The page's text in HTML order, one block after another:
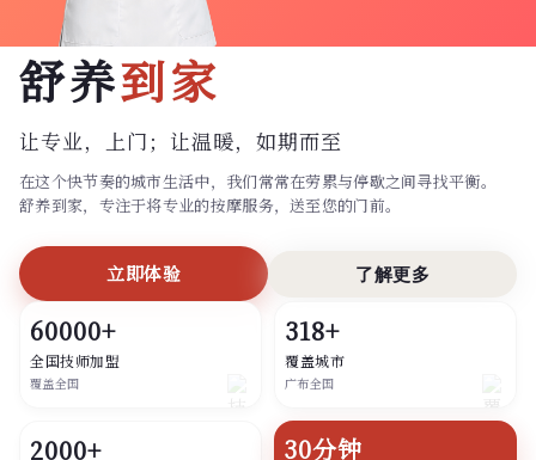
代理入驻
预约技师
舒养到家
让专业，上门； 让温暖，如期而至
在这个快节奏的城市生活中，我们常常在劳累与停歇之间寻找平衡。
舒养到家，专注于将专业的按摩服务，送至您的门前。
立即体验 了解更多
60000+
全国技师加盟
覆盖全国
318+
覆盖城市
广布全国
2000+ 30分钟